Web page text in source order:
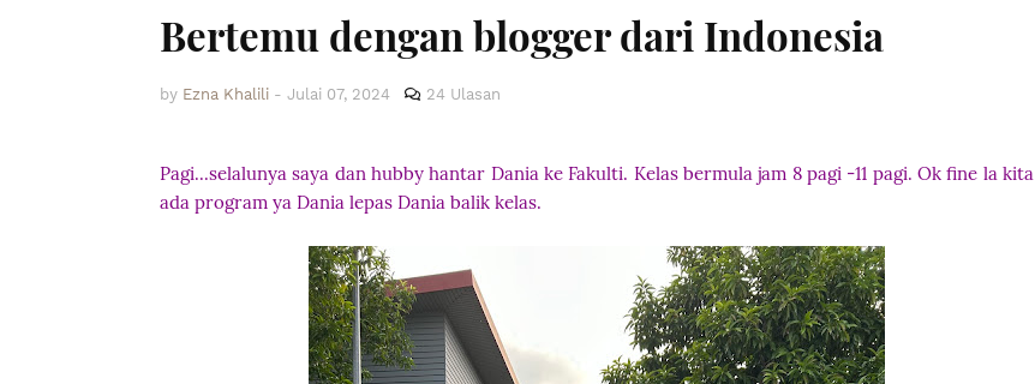
Bertemu dengan blogger dari Indonesia
by Ezna Khalili - Julai 07, 2024 24 Ulasan
Pagi...selalunya saya dan hubby hantar Dania ke Fakulti. Kelas bermula jam 8 pagi -11 pagi. Ok fine la kita
ada program ya Dania lepas Dania balik kelas.